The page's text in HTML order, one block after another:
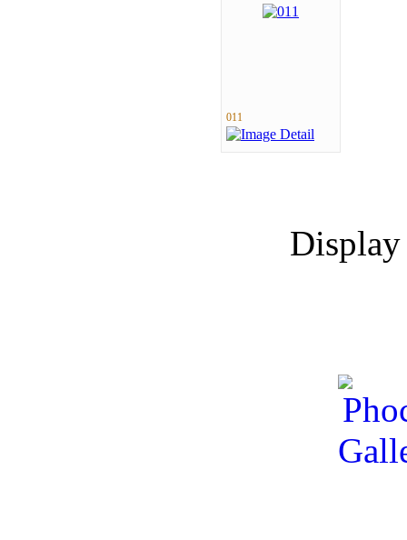
011